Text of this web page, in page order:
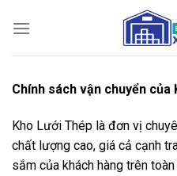
qua
Chính sách vận chuyển của
Kho Lưới Thép là đơn vị
chất lượng cao, giá cả cạnh
sắm của khách hàng trên